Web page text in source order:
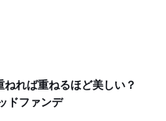
ねれば重ねるほど美しい？
ドファンデ